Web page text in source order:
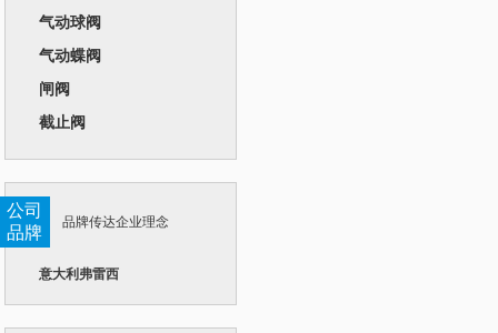
气动球阀
气动蝶阀
闸阀
截止阀
公司
品牌
品牌传达企业理念
意大利弗雷西